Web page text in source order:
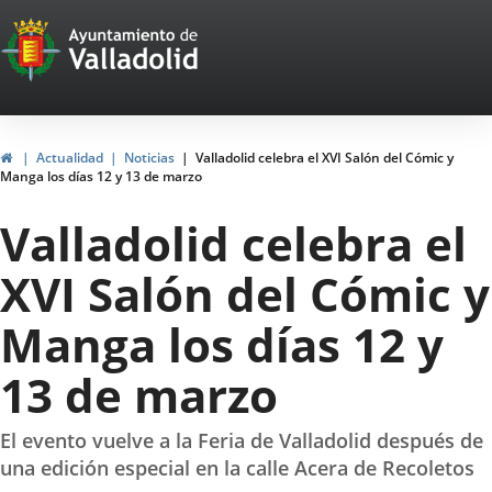
Portal
Web
del
Ayuntamiento
de
Valladolid
HomeActualidad Noticias
Valladolid celebra el XVI Salón del Cómic y
Manga los días 12 y 13 de marzo
Valladolid celebra el
XVI Salón del Cómic y
Manga los días 12 y
13 de marzo
El evento vuelve a la Feria de Valladolid después de
una edición especial en la calle Acera de Recoletos